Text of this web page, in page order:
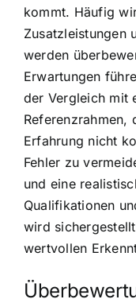
kommt. Häufig
Zusatzleistungen
werden
Erwartungen
der Vergleich mit
Referenzrahmen,
Erfahrung nicht
Fehler zu
und eine
Qualifikationen
wird
wertvollen